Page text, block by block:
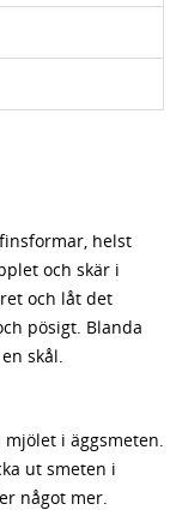
helst
och skär i
och låt det
pösigt. Blanda
skål.
i äggsmeten.
ut smeten i
något mer.